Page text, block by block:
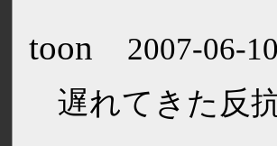
toon
2007-06-
遅れてきた反